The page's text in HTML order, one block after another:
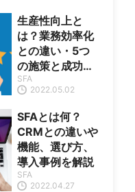
生産性向上と
は？業務効率化
との違い・5つ
の施策と成功の
ポイント
2022.05.02
SFA
SFAとは何？
CRMとの違いや
機能、選び方、
導入事例を解説
2022.04.27
SFA